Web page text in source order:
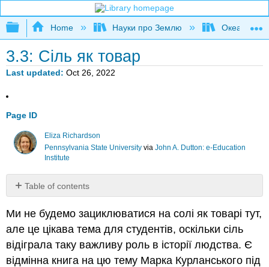
Expand/collapse global hierarchy
Home Науки про Землю
3.3: Сіль як товар
Last updated Oct 26, 2022
Page ID
Eliza Richardson
Pennsylvania State Universityvia John A. Dutton: e-Education
Institute
Table of contents
No
Ми не будемо зациклюватися на солі як товарі тут,
але це цікава тема для студентів, оскільки сіль
відіграла таку важливу роль в історії людства. Є
відмінна книга на цю тему Марка Курланського під